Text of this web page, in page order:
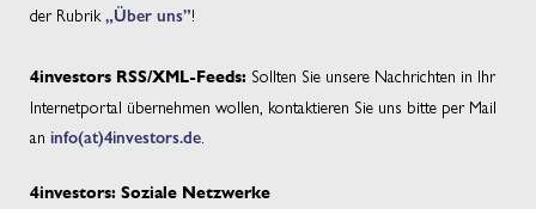
der Rubrik „Über uns”!
4investors RSS/XML-Feeds: Sollten Sie unsere Nachrichten in Ihr
Internetportal übernehmen wollen, kontaktieren Sie uns bitte per Mail
an info(at)4investors.de
4investors: Soziale Netzwerke